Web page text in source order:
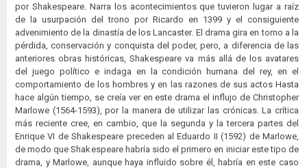
por Shakespeare. Narra los acontecimientos que tuvieron lugar a raíz
de la usurpación del trono por Ricardo en 1399 y el consiguiente
advenimiento de la dinastía de los Lancaster. El drama gira en torno a la
pérdida, conservación y conquista del poder, pero, a diferencia de las
anteriores obras históricas, Shakespeare va más allá de los avatares
del juego político e indaga en la condición humana del rey, en el
comportamiento de los hombres y en las razones de sus actos Hasta
hace algún tiempo, se creía ver en este drama el influjo de Christopher
Marlowe (1564-1593), por la manera de utilizar las crónicas. La crítica
más reciente cree, en cambio, que la segunda y la tercera partes del
Enrique VI de Shakespeare preceden al Eduardo II (1592) de Marlowe,
de modo que Shakespeare habría sido el primero en iniciar este tipo de
drama, y Marlowe, aunque haya influido sobre él, habría en este caso